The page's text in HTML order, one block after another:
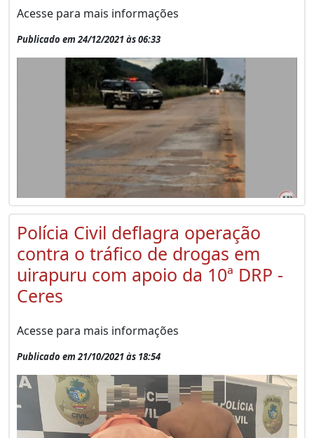
Acesse para mais informações
Publicado em 24/12/2021 às 06:33
Polícia Civil deflagra operação
contra o tráfico de drogas em
uirapuru com apoio da 10ª DRP -
Ceres
Acesse para mais informações
Publicado em 21/10/2021 às 18:54